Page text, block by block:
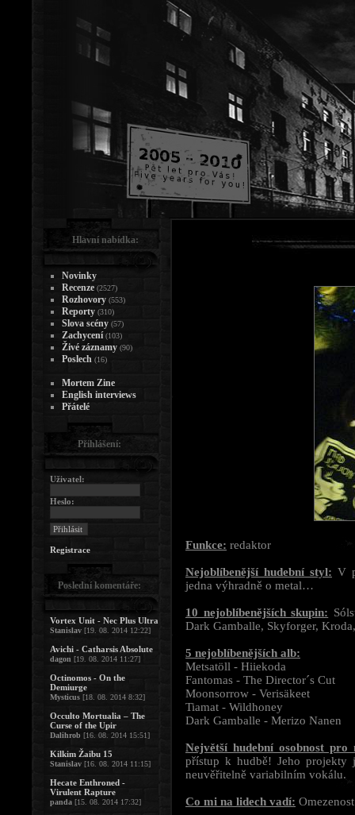
Funkce: redaktor
Nejoblíbenější hudební styl: V
jedna výhradně o metal…
10 nejoblíbenějších skupin:
Dark Gamballe, Skyforger,
5 nejoblíbenějších alb:
Metsatöll - Hiiekoda
Fantomas - The Director´s Cut
Moonsorrow - Verisäkeet
Tiamat - Wildhoney
Dark Gamballe - Merizo Nanen
Největší hudební osobnost pro
přístup k hudbě! Jeho projekty
neuvěřitelně variabilním vokálu.
Co mi na lidech vadí:
Hlavní nabídka:
Novinky
Recenze (2527)
Rozhovory (553)
Reporty (310)
Slova scény (57)
Zachycení (103)
Živé záznamy (90)
Poslech (16)
Mortem Zine
English interviews
Přátelé
Přihlášení:
Uživatel:
Heslo:
Registrace
Poslední komentáře:
Vortex Unit - Nec Plus Ultra
Stanislav [19. 08. 2014 12:22]
Avichi - Catharsis Absolute
dagon [19. 08. 2014 11:27]
Octinomos - On the
Demiurge
Mysticus [18. 08. 2014 8:32]
Occulto Mortualia – The
Curse of the Upir
Dalihrob [16. 08. 2014 15:51]
Kilkim Žaibu 15
Stanislav [16. 08. 2014 11:15]
Hecate Enthroned -
Virulent Rapture
panda [15. 08. 2014 17:32]